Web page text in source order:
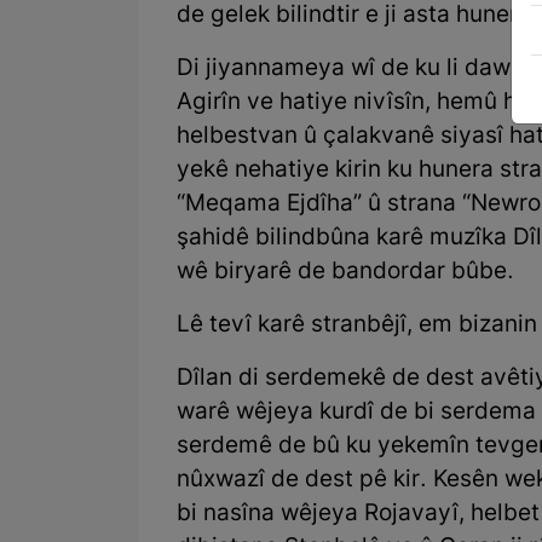
de gelek bilindtir e ji asta hunerê
Di jiyannameya wî de ku li
Agirîn ve hatiye nivîsîn, hemû
helbestvan û çalakvanê siyasî
yekê nehatiye kirin ku hunera
“Meqama Ejdîha” û strana
şahidê bilindbûna karê muzîka
wê biryarê de bandordar bûbe.
Lê tevî karê stranbêjî, em
Dîlan di serdemekê de dest
warê wêjeya kurdî de bi
serdemê de bû ku yekemîn
nûxwazî de dest pê kir. Kesên
bi nasîna wêjeya Rojavayî,